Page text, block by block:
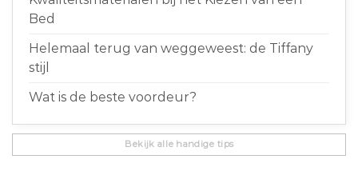
Bed
Helemaal terug van weggeweest: de Tiffany
stijl
Wat is de beste voordeur?
Bekijk alle handige tips